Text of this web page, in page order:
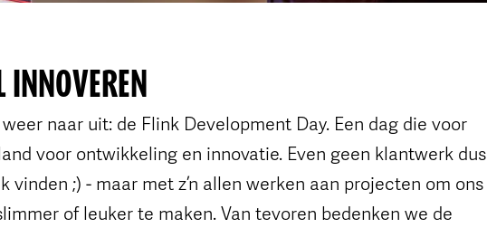
INNOVEREN
naar uit: de Flink Development Day. Een dag die voor
voor ontwikkeling en innovatie. Even geen klantwerk dus
;) - maar met z’n allen werken aan projecten om ons
of leuker te maken. Van tevoren bedenken we de